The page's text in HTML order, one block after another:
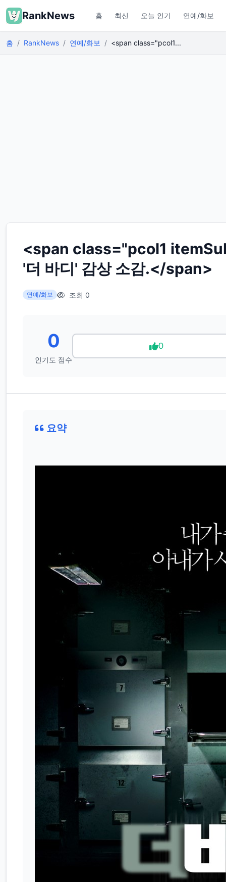
RankNews 홈 최신 오늘 인기 연예/화보
홈 RankNews 연예/화보 <span class="pcol1...
<span class="pcol1
'더 바디' 감상 소감.</span>
연예/화보 조회 0
0
인기도 점수
0
요약